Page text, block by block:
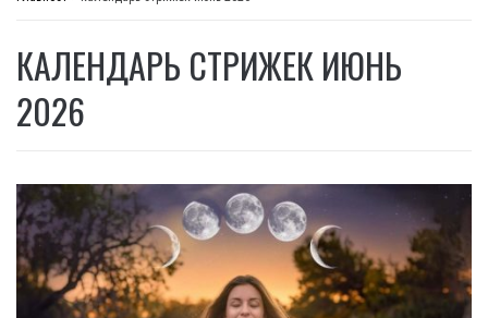
КАЛЕНДАРЬ СТРИЖЕК ИЮНЬ
2026